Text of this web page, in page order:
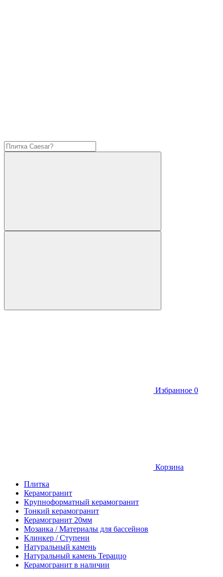
Избранное 0
Корзина
Плитка
Керамогранит
Крупноформатный керамогранит
Тонкий керамогранит
Керамогранит 20мм
Мозаика / Материалы для бассейнов
Клинкер / Ступени
Натуральный камень
Натуральный камень Тераццо
Керамогранит в наличии